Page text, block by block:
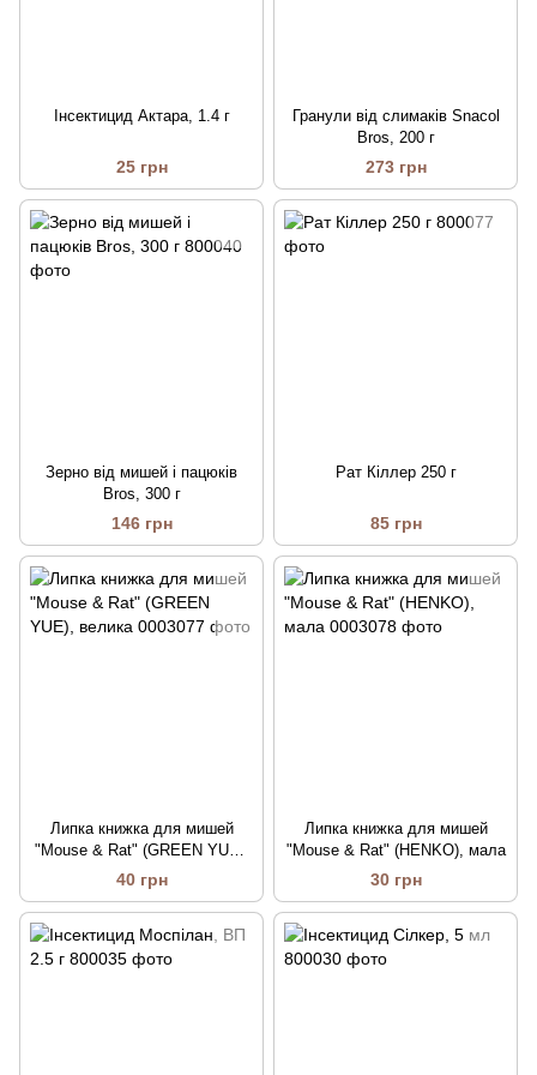
Інсектицид Актара, 1.4 г
25 грн
Гранули від слимаків Snacol
Bros, 200 г
273 грн
Зерно від мишей і пацюків
Bros, 300 г
146 грн
Рат Кіллер 250 г
85 грн
Липка книжка для мишей
"Mouse & Rat" (GREEN YUE),
велика
40 грн
Липка книжка для мишей
"Mouse & Rat" (HENKO), мала
30 грн